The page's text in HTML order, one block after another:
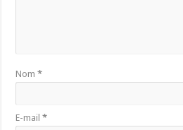
Nom*
E-mail*